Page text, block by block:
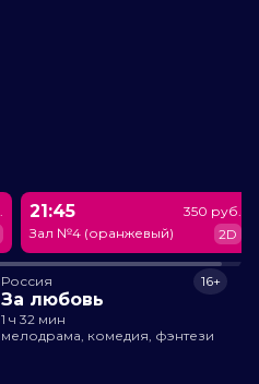
21:45
Зал №4 (оранжевый)
350 руб.
2D
Россия
За любовь
16+
1 ч 32 мин
мелодрама, комедия, фэнтези